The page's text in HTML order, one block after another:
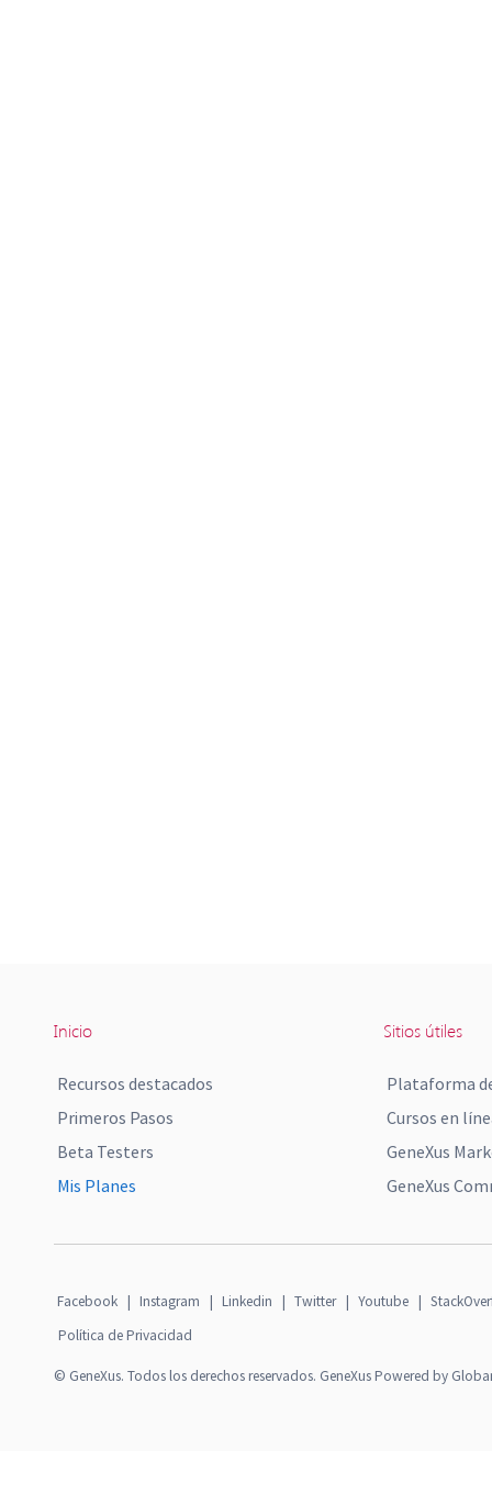
Inicio
Recursos destacados
Primeros Pasos
Beta Testers
Mis Planes
Sitios útiles
Plataforma
Cursos en
GeneXus
GeneXus
Facebook | Instagram | Linkedin | Twitter | Youtube |
Política de Privacidad
© GeneXus. Todos los derechos reservados. GeneXus Powered by